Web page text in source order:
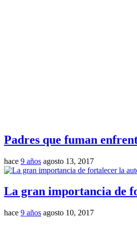
Padres que fuman
hace 9 años agosto 13, 2017
La gran importancia de
hace 9 años agosto 10, 2017